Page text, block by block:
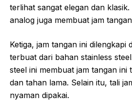
terlihat sangat elegan dan
analog juga membuat jam
Ketiga, jam tangan ini dilengkapi
terbuat dari bahan stainless
steel ini membuat jam tangan
dan tahan lama. Selain itu, tali
nyaman dipakai.